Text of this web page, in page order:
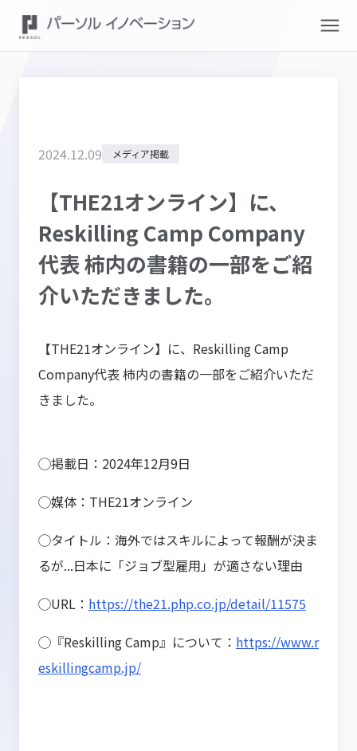
2024.12.09 メディア掲載
【THE21オンライン】に、
Reskilling Camp Company
代表 柿内の書籍の一部をご紹
介いただきました。
【THE21オンライン】に、Reskilling Camp
Company代表 柿内の書籍の一部をご紹介いただ
きました。
◯掲載日：2024年12月9日
◯媒体：THE21オンライン
◯タイトル：海外ではスキルによって報酬が決ま
るが...日本に「ジョブ型雇用」が適さない理由
◯URL： https://the21.php.co.jp/detail/11575
◯『Reskilling Camp』について： https://www.r
eskillingcamp.jp/